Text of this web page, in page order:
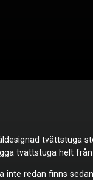
tvättstuga helt
redan finns